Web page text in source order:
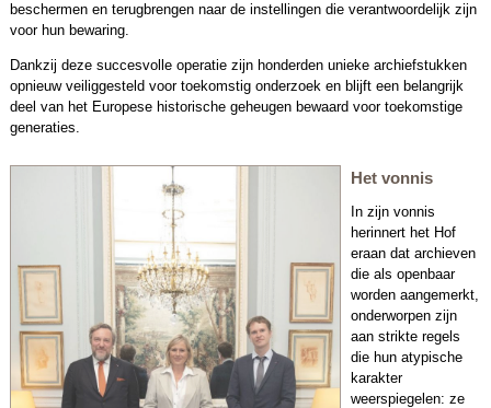
beschermen en terugbrengen naar de instellingen die verantwoordelijk zijn
voor hun bewaring.
Dankzij deze succesvolle operatie zijn honderden unieke archiefstukken
opnieuw veiliggesteld voor toekomstig onderzoek en blijft een belangrijk
deel van het Europese historische geheugen bewaard voor toekomstige
generaties.
Het vonnis
In zijn vonnis
herinnert het Hof
eraan dat archieven
die als openbaar
worden aangemerkt,
onderworpen zijn
aan strikte regels
die hun atypische
karakter
weerspiegelen: ze